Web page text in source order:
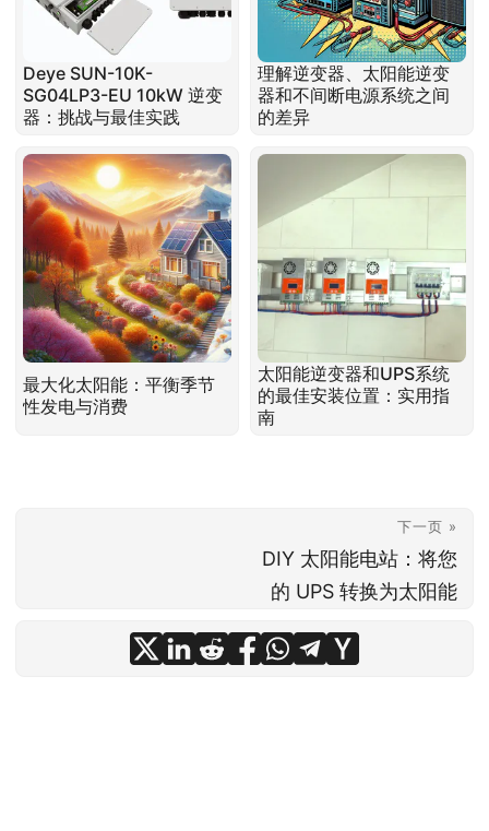
Deye SUN-10K-
SG04LP3-EU 10kW 逆变
器：挑战与最佳实践
理解逆变器、太阳能逆变
器和不间断电源系统之间
的差异
最大化太阳能：平衡季节
性发电与消费
太阳能逆变器和UPS系统
的最佳安装位置：实用指
南
下一页 »
DIY 太阳能电站：将您
的 UPS 转换为太阳能